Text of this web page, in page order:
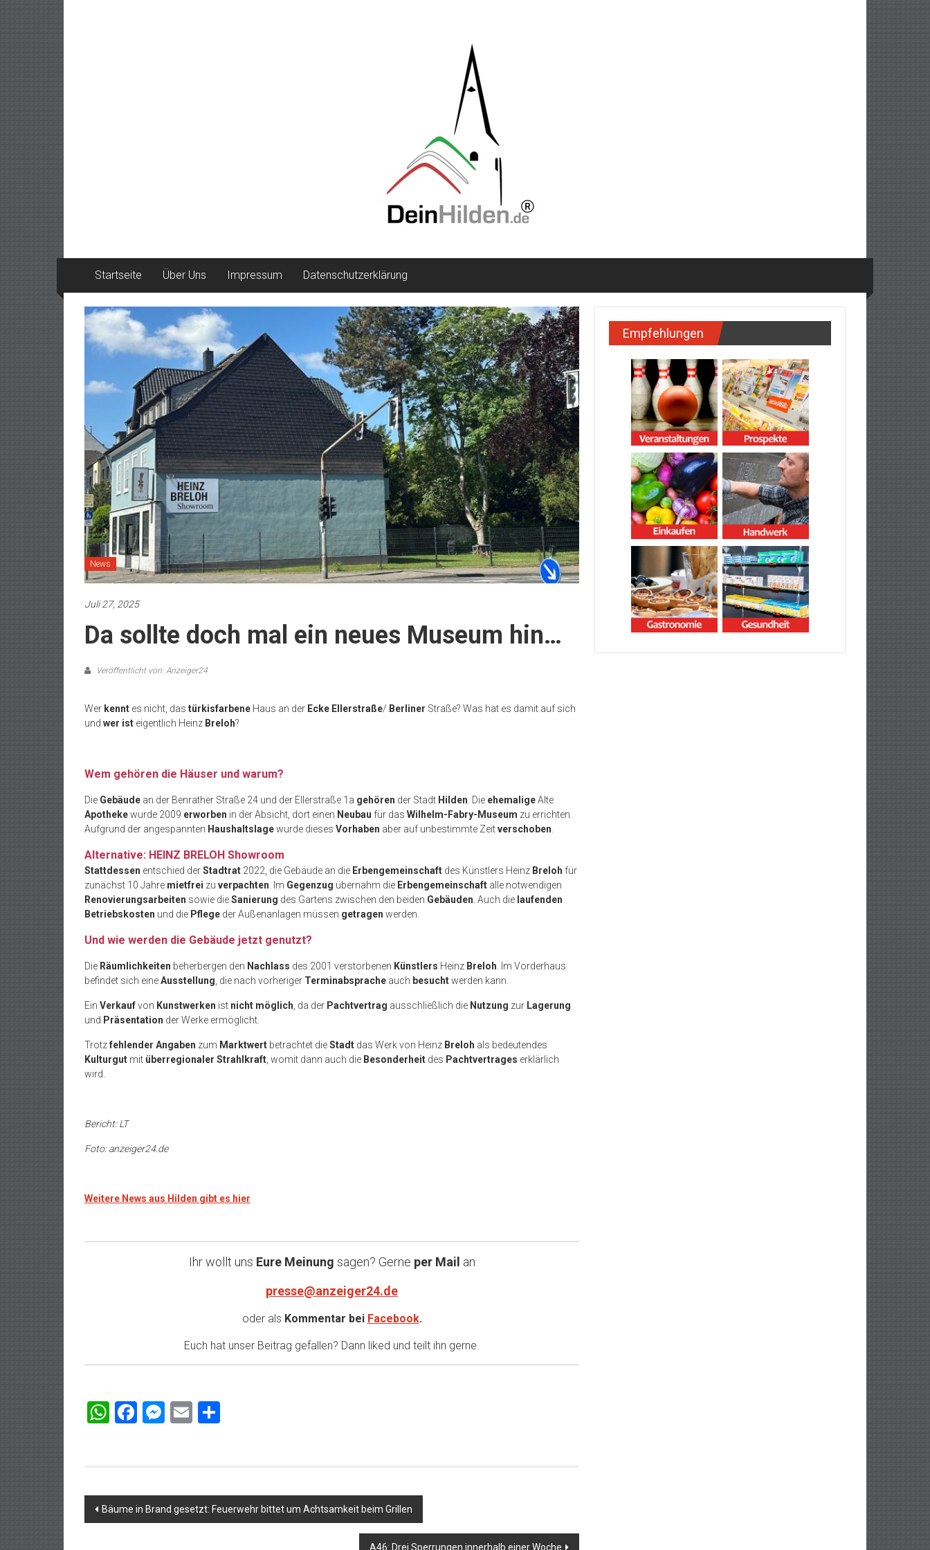
Startseite Über Uns Impressum Datenschutzerklärung
News
Juli 27, 2025
Da sollte doch mal ein neues Museum hin…
Veröffentlicht von: Anzeiger24
Wer kennt es nicht, das türkisfarbene Haus an der Ecke Ellerstraße/ Berliner Straße? Was hat es damit auf sich
und wer ist eigentlich Heinz Breloh?
Wem gehören die Häuser und warum?
Die Gebäude an der Benrather Straße 24 und der Ellerstraße 1a gehören der Stadt Hilden . Die ehemaligeAlte
Apothekewurde 2009 erworben in der Absicht, dort einen Neubau für das Wilhelm-Fabry-Museum zu errichten.
Aufgrund der angespannten Haushaltslagewurde dieses Vorhaben aber auf unbestimmte Zeitverschoben
Alternative: HEINZ BRELOH Showroom
Stattdessen entschied derStadtrat 2022, die Gebäude an die Erbengemeinschaft des Künstlers Heinz Breloh für
zunächst 10 Jahre mietfrei zu verpachten . Im Gegenzug übernahm die Erbengemeinschaft alle notwendigen
Renovierungsarbeiten sowie dieSanierung des Gartens zwischen den beiden Gebäuden . Auch die laufenden
Betriebskosten und die Pflege der Außenanlagen müssen getragen werden.
Und wie werden die Gebäude jetzt genutzt?
Die Räumlichkeiten beherbergen den Nachlass des 2001 verstorbenen Künstlers Heinz Breloh . Im Vorderhaus
befindet sich eineAusstellung , die nach vorheriger Terminabsprache auch besuchtwerden kann.
Ein Verkaufvon Kunstwerken ist nicht möglich , da der Pachtvertrag ausschließlich die Nutzung zur Lagerung
und Präsentation der Werke ermöglicht.
Trotzfehlender Angaben zum Marktwert betrachtet dieStadt das Werk von Heinz Breloh als bedeutendes
Kulturgut mit überregionaler Strahlkraft , womit dann auch die Besonderheit des Pachtvertrages erklärlich
wird.
Bericht: LT
Foto: anzeiger24.de
Weitere News aus Hilden gibt es hier
Ihr wollt uns Eure Meinung sagen? Gerne per Mail an
presse@anzeiger24.de
oder als Kommentar bei Facebook.
Euch hat unser Beitrag gefallen? Dann liked und teilt ihn gerne.
WhatsApp
Facebook
Messenger
Email
Beitragsnavigation
Bäume in Brand gesetzt: Feuerwehr bittet um Achtsamkeit beim Grillen
A46: Drei Sperrungen innerhalb einer Woche
Empfehlungen